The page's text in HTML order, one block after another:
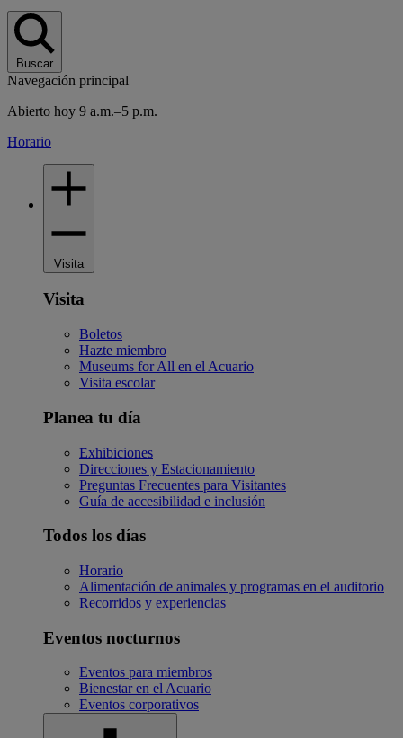
Buscar
Navegación principal
Abierto hoy 9 a.m.–5 p.m.
Horario
Visita
Visita
Boletos
Hazte miembro
Museums for All en el Acuario
Visita escolar
Planea tu día
Exhibiciones
Direcciones y Estacionamiento
Preguntas Frecuentes para Visitantes
Guía de accesibilidad e inclusión
Todos los días
Horario
Alimentación de animales y programas en el auditorio
Recorridos y experiencias
Eventos nocturnos
Eventos para miembros
Bienestar en el Acuario
Eventos corporativos